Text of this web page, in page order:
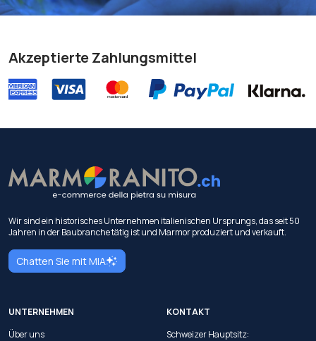
Akzeptierte Zahlungsmittel
Wir sind ein historisches Unternehmen italienischen Ursprungs, das seit 50
Jahren in der Baubranche tätig ist und Marmor produziert und verkauft.
Chatten Sie mit MIA
UNTERNEHMEN
Über uns
KONTAKT
Schweizer Hauptsitz: